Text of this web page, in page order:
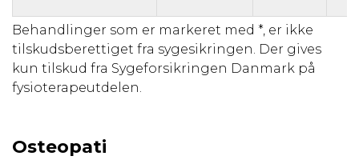
Behandlinger som er markeret med *, er ikke
tilskudsberettiget fra sygesikringen. Der gives
kun tilskud fra Sygeforsikringen Danmark på
fysioterapeutdelen.
Osteopati